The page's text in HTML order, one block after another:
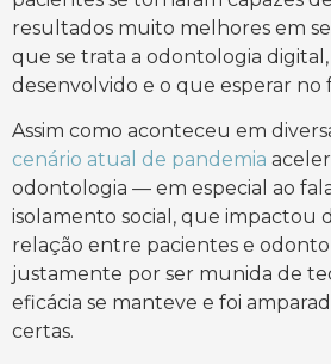
resultados muito melhores em
que se trata a odontologia
desenvolvido e o que esperar no
Assim como aconteceu em
cenário atual de pandemia
odontologia — em especial ao
isolamento social, que impactou
relação entre pacientes e
justamente por ser munida de
eficácia se manteve e foi
certas.